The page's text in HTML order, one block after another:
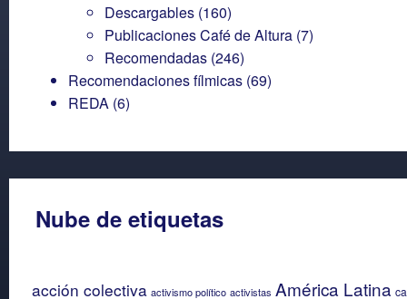
Descargables (160)
Publicaciones Café de Altura (7)
Recomendadas (246)
Recomendaciones fílmicas (69)
REDA (6)
Nube de etiquetas
acción colectiva activismo político activistas América Latina